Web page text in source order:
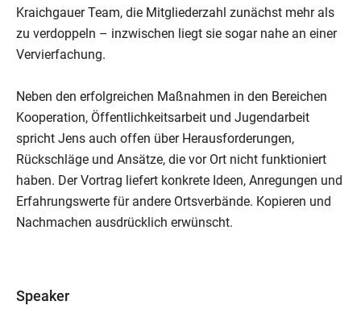
Kraichgauer Team, die Mitgliederzahl zunächst mehr als
zu verdoppeln – inzwischen liegt sie sogar nahe an einer
Vervierfachung.
Neben den erfolgreichen Maßnahmen in den Bereichen
Kooperation, Öffentlichkeitsarbeit und Jugendarbeit
spricht Jens auch offen über Herausforderungen,
Rückschläge und Ansätze, die vor Ort nicht funktioniert
haben. Der Vortrag liefert konkrete Ideen, Anregungen und
Erfahrungswerte für andere Ortsverbände. Kopieren und
Nachmachen ausdrücklich erwünscht.
Speaker